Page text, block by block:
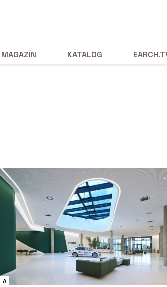
MAGAZÍN KATALOG
A